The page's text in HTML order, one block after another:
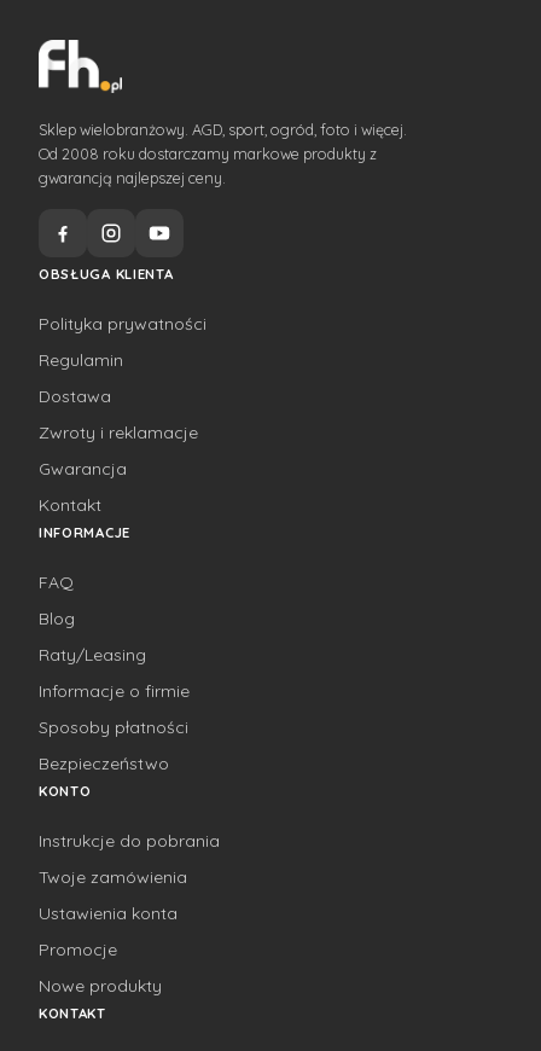
Sklep wielobranżowy. AGD, sport, ogród, foto i więcej.
Od 2008 roku dostarczamy markowe produkty z
gwarancją najlepszej ceny.
OBSŁUGA KLIENTA
Polityka prywatności
Regulamin
Dostawa
Zwroty i reklamacje
Gwarancja
Kontakt
INFORMACJE
FAQ
Blog
Raty/Leasing
Informacje o firmie
Sposoby płatności
Bezpieczeństwo
KONTO
Instrukcje do pobrania
Twoje zamówienia
Ustawienia konta
Promocje
Nowe produkty
KONTAKT